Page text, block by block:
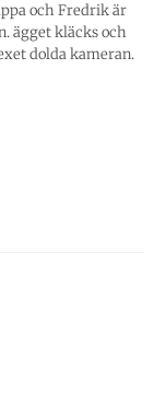
och Fredrik är
ägget kläcks och
dolda kameran.